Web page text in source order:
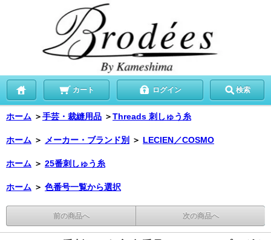
カート ログイン 検索
ホーム ＞手芸・裁縫用品 ＞Threads 刺しゅう糸
ホーム ＞ メーカー・ブランド別 ＞ LECIEN／COSMO
ホーム ＞ 25番刺しゅう糸
ホーム ＞ 色番号一覧から選択
前の商品へ 次の商品へ